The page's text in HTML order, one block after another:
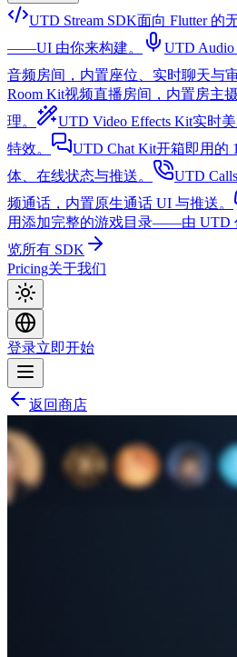
UTD Stream SDK面向 Flutter 的
——UI 由你来构建。
UTD Audio
音频房间，内置座位、实时聊天与
Room Kit视频直播房间，内置房主
理。
UTD Video Effects Kit实时
特效。
UTD Chat Kit开箱即用的
体、在线状态与推送。
UTD
频通话，内置原生通话 UI 与推送。
用添加完整的游戏目录——由 UTD
览所有 SDK
Pricing关于我们
登录立即开始
返回商店